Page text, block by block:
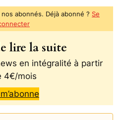
abonnés. Déjà abonné ? Se
lire la suite
en intégralité à partir
4€/mois